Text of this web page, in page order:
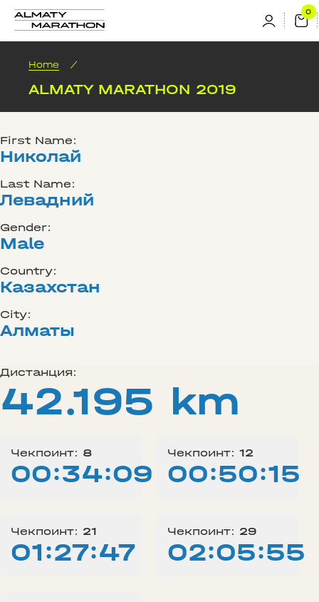
Home /
ALMATY MARATHON 2019
First Name:
Николай
Last Name:
Левадний
Gender:
Male
Country:
Казахстан
City:
Алматы
Дистанция:
42.195 km
Чекпоинт: 8
00:34:09
Чекпоинт: 12
00:50:15
Чекпоинт: 21
01:27:47
Чекпоинт: 29
02:05:55